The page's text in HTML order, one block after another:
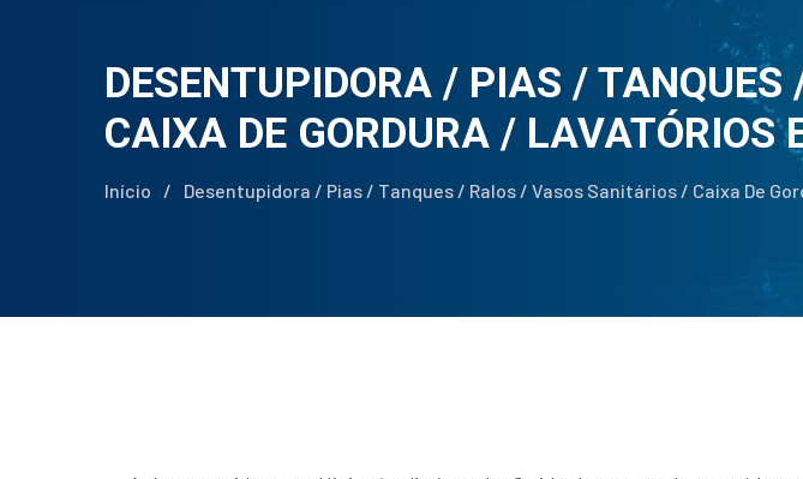
DESENTUPIDORA / PIAS /
CAIXA DE GORDURA / LAVATÓRIOS
Início / Desentupidora / Pias / Tanques / Ralos / Vasos Sanitários / Caixa De